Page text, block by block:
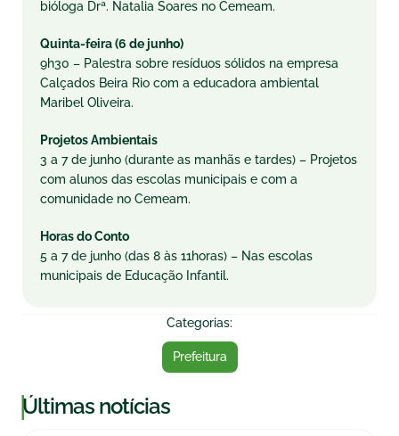
bióloga Drª. Natalia Soares no Cemeam.
Quinta-feira (6 de junho)
9h30 – Palestra sobre resíduos sólidos na empresa
Calçados Beira Rio com a educadora ambiental
Maribel Oliveira.
Projetos Ambientais
3 a 7 de junho (durante as manhãs e tardes) – Projetos
com alunos das escolas municipais e com a
comunidade no Cemeam.
Horas do Conto
5 a 7 de junho (das 8 às 11horas) – Nas escolas
municipais de Educação Infantil.
Categorias:
Prefeitura
|Últimas notícias